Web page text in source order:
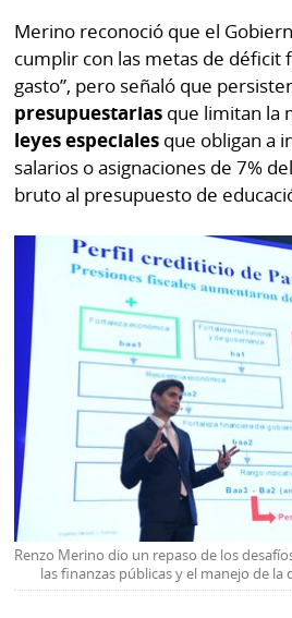
Corprensa
Hoy
⌾
Sábado
Picante
⌾
Repregunta
Tal
Cual
Sabrina
Sin
Censura
Merino reconoció que el
cumplir con las metas de déficit
gasto”, pero señaló que
presupuestarias que limitan la
leyes especiales que obligan a
salarios o asignaciones de 7%
bruto al presupuesto de
Renzo Merino dio un repaso de los
las finanzas públicas y el manejo de la